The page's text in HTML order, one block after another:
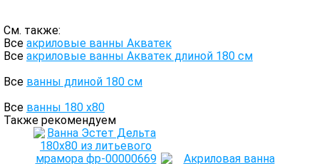
См. также:
Все акриловые ванны Акватек
Все акриловые ванны Акватек длиной 180 см
Все ванны длиной 180 см
Все ванны 180 х80
Также рекомендуем